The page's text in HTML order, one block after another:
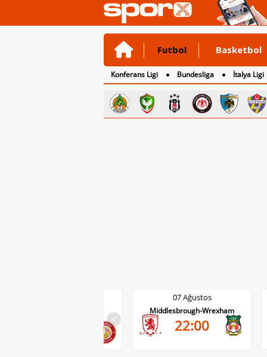
Futbol Basketbol
Konferans Ligi Bundesliga İtalya Ligi
2. Lig
3. Lig
<
07 Ağustos
Middlesbrough-Wrexham
22:00